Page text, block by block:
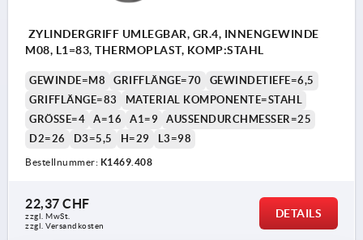
ZYLINDERGRIFF UMLEGBAR, GR.4, INNENGEWINDE
M08, L1=83, THERMOPLAST, KOMP:STAHL
GEWINDE=M8 GRIFFLÄNGE=70
GEWINDETIEFE=6,5
GRIFFLÄNGE=83
MATERIAL KOMPONENTE=STAHL
GRÖSSE=4
A=16 A1=9
AUSSENDURCHMESSER=25
D2=26
D3=5,5 H=29 L3=98
Bestellnummer: K1469.408
22,37 CHF
zzgl. MwSt.
zzgl. Versandkosten
DETAILS